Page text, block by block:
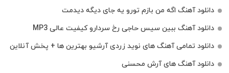
دانلود آهنگ اگه من بازم تورو یه جای دیگه دیدمت
دانلود آهنگ ببین سیس حاجی رخ سردارو کیفیت عالی MP3
دانلود تمامی آهنگ های نوید زردی آرشیو بهترین ها + پخش آنلاین
دانلود آهنگ های آرش محسنی